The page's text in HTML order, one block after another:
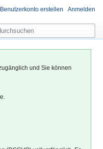
und Sie können
Benutzerkonto erstellen Anmelden